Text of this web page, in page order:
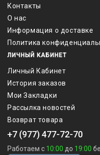
Контакты
О нас
Информация о доставке
Политика
ЛИЧНЫЙ КАБИНЕТ
Личный Кабинет
История заказов
Мои Закладки
Рассылка новостей
Возврат товара
+7 (977) 477-72-70
Работаем с 10:00 до 19:00